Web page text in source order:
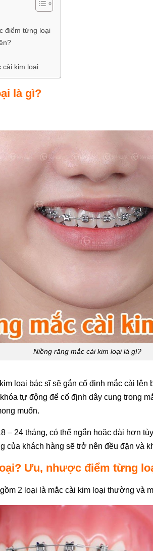
điểm từng loại
cài kim loại
là gì?
Niềng răng mắc cài kim loại là gì?
loại bác sĩ sẽ gắn cố định mắc cài lên
tự động để cố định dây cung trong
muốn.
– 24 tháng, có thể ngắn hoặc dài hơn
của khách hàng sẽ trở nên đều đặn và
Ưu, nhược điểm từng
2 loại là mắc cài kim loại thường và